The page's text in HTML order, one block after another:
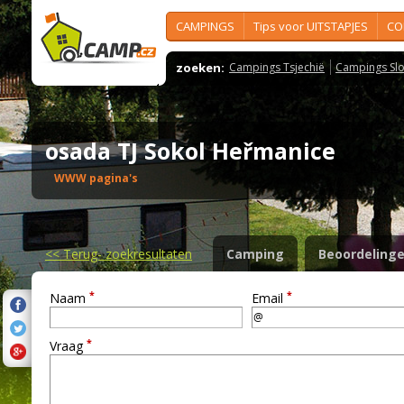
CAMPINGS Tips voor UITSTAPJES
zoeken: Campings Tsjechië Campings
osada TJ Sokol Heřmanice
WWW pagina's
<<Terug- zoekresultaten Camping
Naam * Email *
Vraag *